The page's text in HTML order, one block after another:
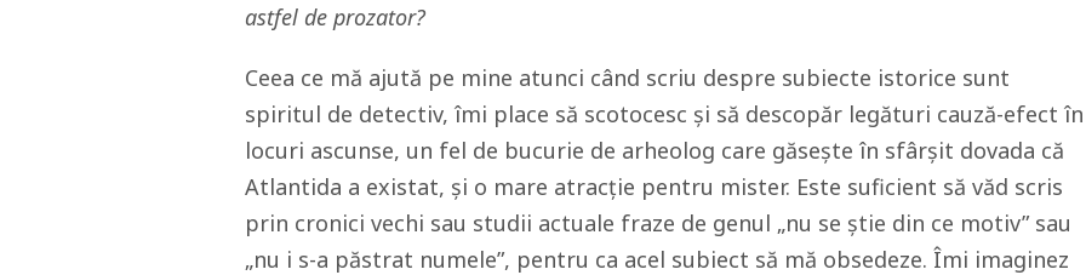
astfel de prozator?
Ceea ce mă ajută pe mine atunci când scriu despre subiecte istorice sunt
spiritul de detectiv, îmi place să scotocesc și să descopăr legături cauză-efect în
locuri ascunse, un fel de bucurie de arheolog care găsește în sfârșit dovada că
Atlantida a existat, și o mare atracție pentru mister. Este suficient să văd scris
prin cronici vechi sau studii actuale fraze de genul „nu se știe din ce motiv” sau
„nu i s-a păstrat numele”, pentru ca acel subiect să mă obsedeze. Îmi imaginez